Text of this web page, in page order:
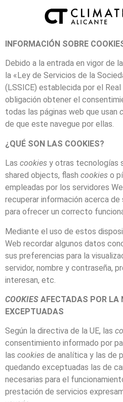
INFORMACIÓN SOBRE
Debido a la entrada en vigor de
la «Ley de Servicios de la
(LSSICE) establecida por el
obligación obtener el
todas las páginas web que usan
de que este navegue por ellas.
¿QUÉ SON LAS COOKIES?
Las cookies y otras tecnologías
shared objects, flash cookies o
empleadas por los servidores
recuperar información acerca
para ofrecer un correcto
Mediante el uso de estos
Web recordar algunos datos
sus preferencias para la
servidor, nombre y contraseña,
interesan, etc.
COOKIES AFECTADAS POR LA
EXCEPTUADAS
Según la directiva de la UE, las
consentimiento informado por
las cookies de analítica y las de
quedando exceptuadas las de
necesarias para el
prestación de servicios